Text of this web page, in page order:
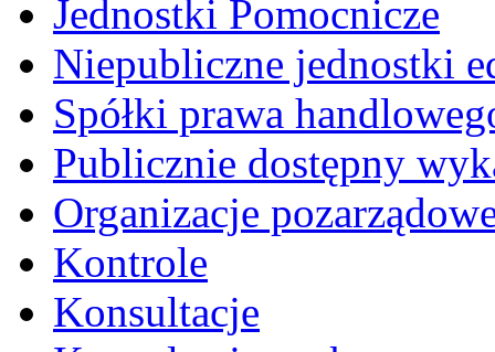
Jednostki Pomocnicze
Niepubliczne jednostki
Spółki prawa
Publicznie dostępny
Organizacje
Kontrole
Konsultacje